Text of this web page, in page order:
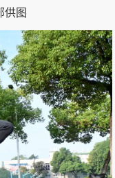
供图